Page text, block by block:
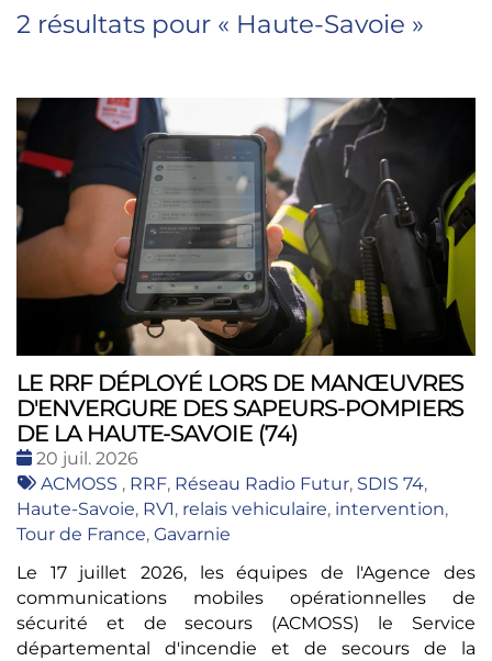
2 résultats pour « Haute-Savoie »
LE RRF DÉPLOYÉ LORS DE MANŒUVRES
D'ENVERGURE DES SAPEURS-POMPIERS
DE LA HAUTE-SAVOIE (74)
Date
:
20 juil. 2026
Tags
:
ACMOSS , RRF, Réseau Radio Futur, SDIS 74,
Haute-Savoie, RV1, relais vehiculaire, intervention,
Tour de France, Gavarnie
Le 17 juillet 2026, les équipes de l'Agence des
communications mobiles opérationnelles de
sécurité et de secours (ACMOSS) le Service
départemental d'incendie et de secours de la